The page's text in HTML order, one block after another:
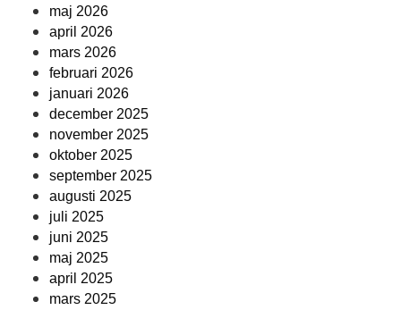
maj 2026
april 2026
mars 2026
februari 2026
januari 2026
december 2025
november 2025
oktober 2025
september 2025
augusti 2025
juli 2025
juni 2025
maj 2025
april 2025
mars 2025